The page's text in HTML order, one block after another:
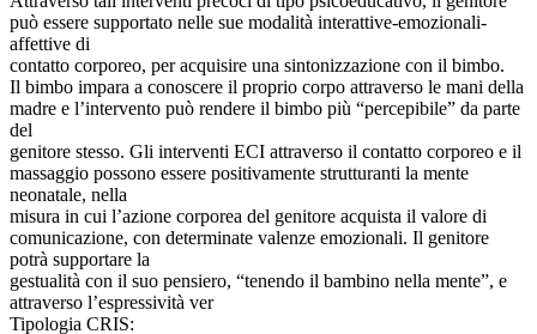
può essere supportato nelle sue modalità interattive-emozionali-
affettive di
contatto corporeo, per acquisire una sintonizzazione con il bimbo.
Il bimbo impara a conoscere il proprio corpo attraverso le mani della
madre e l’intervento può rendere il bimbo più “percepibile” da parte
del
genitore stesso. Gli interventi ECI attraverso il contatto corporeo e il
massaggio possono essere positivamente strutturanti la mente
neonatale, nella
misura in cui l’azione corporea del genitore acquista il valore di
comunicazione, con determinate valenze emozionali. Il genitore
potrà supportare la
gestualità con il suo pensiero, “tenendo il bambino nella mente”, e
attraverso l’espressività ver
Tipologia CRIS: